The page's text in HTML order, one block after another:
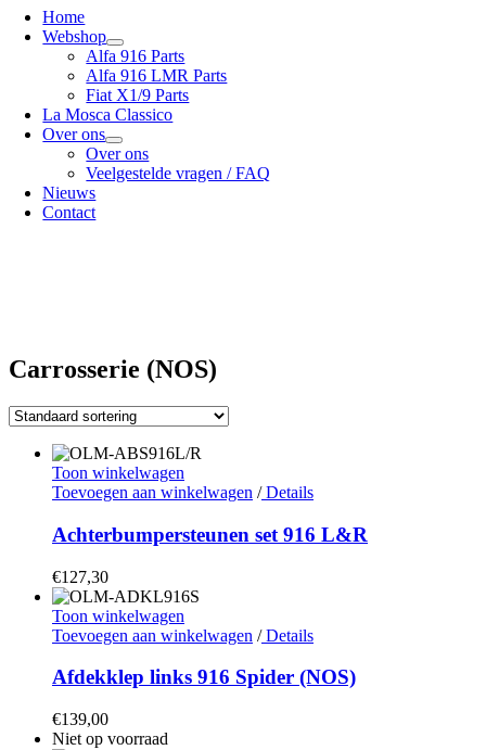
Home
Webshop
Alfa 916 Parts
Alfa 916 LMR Parts
Fiat X1/9 Parts
La Mosca Classico
Over ons
Over ons
Veelgestelde vragen / FAQ
Nieuws
Contact
Carrosserie (NOS)
Toon winkelwagen
Toevoegen aan winkelwagen /Details
Achterbumpersteunen set 916 L&R
€127,30
Toon winkelwagen
Toevoegen aan winkelwagen /Details
Afdekklep links 916 Spider (NOS)
€139,00
Niet op voorraad